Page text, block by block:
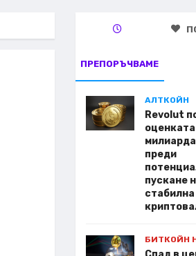
ПРЕПОРЪЧВАМЕ
АЛТКОЙН
Revolut
преди
пускане
стабилна
БИТКОЙН